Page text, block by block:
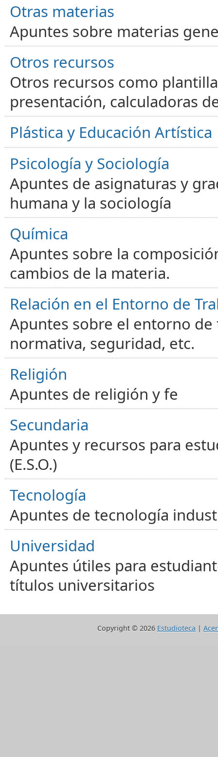
Otras materias
Apuntes sobre materias
Otros recursos
Otros recursos como
presentación, calculadoras
Plástica y Educación Artística
Psicología y Sociología
Apuntes de asignaturas y
humana y la sociología
Química
Apuntes sobre la
cambios de la materia.
Relación en el Entorno de
Apuntes sobre el entorno
normativa, seguridad, etc.
Religión
Apuntes de religión y fe
Secundaria
Apuntes y recursos para
(E.S.O.)
Tecnología
Apuntes de tecnología
Universidad
Apuntes útiles para
títulos universitarios
Copyright © 2026 Estudioteca |